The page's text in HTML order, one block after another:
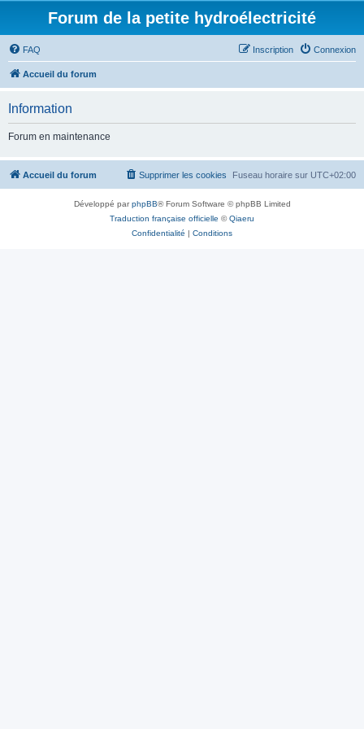
Forum de la petite hydroélectricité
FAQ Connexion
Inscription
Accueil du forum
Information
Forum en maintenance
Accueil du forum Fuseau horaire sur UTC+02:00
Supprimer les cookies
Développé parphpBB® Forum Software © phpBB Limited
Traduction française officielle ©Qiaeru
Confidentialité | Conditions